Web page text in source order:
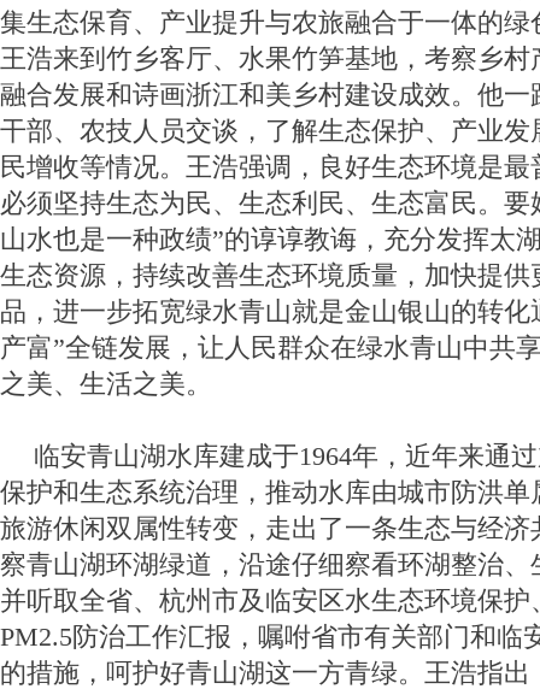
集生态保育、产业提升与农旅融合于一体的
王浩来到竹乡客厅、水果竹笋基地，考察乡
融合发展和诗画浙江和美乡村建设成效。他
干部、农技人员交谈，了解生态保护、产业
民增收等情况。王浩强调，良好生态环境是
必须坚持生态为民、生态利民、生态富民。要
山水也是一种政绩”的谆谆教诲，充分发挥太
生态资源，持续改善生态环境质量，加快提供
品，进一步拓宽绿水青山就是金山银山的转化
产富”全链发展，让人民群众在绿水青山中共
之美、生活之美。
临安青山湖水库建成于1964年，近年来通
保护和生态系统治理，推动水库由城市防洪
旅游休闲双属性转变，走出了一条生态与经
察青山湖环湖绿道，沿途仔细察看环湖整治
并听取全省、杭州市及临安区水生态环境保护
PM2.5防治工作汇报，嘱咐省市有关部门和临
的措施，呵护好青山湖这一方青绿。王浩指